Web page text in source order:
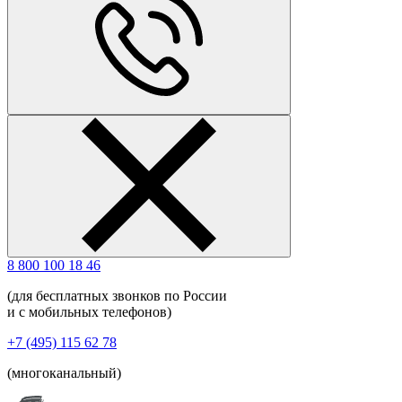
8 800 100 18 46
(для бесплатных звонков по России
и с мобильных телефонов)
+7 (495) 115 62 78
(многоканальный)